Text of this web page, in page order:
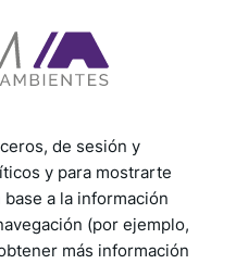
de sesión y
y para mostrarte
a la información
(por ejemplo,
más información